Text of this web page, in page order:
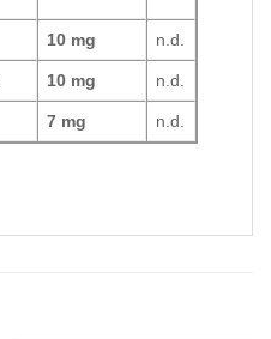
10 mg n.d.
10 mg n.d.
7 mg n.d.